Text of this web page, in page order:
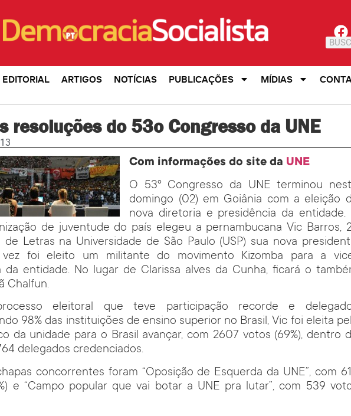
EDITORIAL ARTIGOS NOTÍCIAS PUBLICAÇÕES MÍDIAS
resoluções do 53o Congresso da UNE
Com informações do site da UNE
O 53º Congresso da UNE terminou
domingo (02) em Goiânia com a eleição
nova diretoria e presidência da entidade.
de juventude do país elegeu a pernambucana Vic Barros,
de Letras na Universidade de São Paulo (USP) sua nova
foi eleito um militante do movimento Kizomba para a
da entidade. No lugar de Clarissa alves da Cunha, ficará o
Chalfun.
eleitoral que teve participação recorde e
98% das instituições de ensino superior no Brasil, Vic foi eleita
da unidade para o Brasil avançar, com 2607 votos (69%), dentro
delegados credenciados.
concorrentes foram “Oposição de Esquerda da UNE”, com
e “Campo popular que vai botar a UNE pra lutar”, com 539